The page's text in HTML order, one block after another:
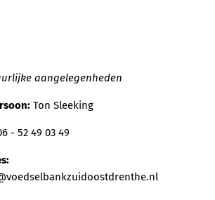
aangelegenheden
Ton Sleeking
- 52 49 03 49